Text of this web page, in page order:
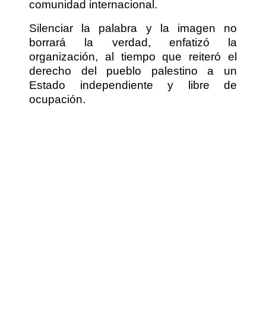
comunidad internacional.
Silenciar la palabra y la imagen no
borrará la verdad, enfatizó la
organización, al tiempo que reiteró el
derecho del pueblo palestino a un
Estado independiente y libre de
ocupación.